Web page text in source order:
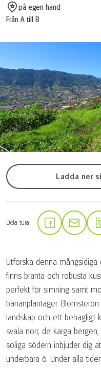
på egen hand
Från A till B
Ladda ner
Dela tura (Länken
Utforska denna
finns branta och robusta
perfekt för simning samt
bananplantager.
landskap och ett behagligt
svala norr, de karga
soliga södern inbjuder dig
underbara ö. Under alla